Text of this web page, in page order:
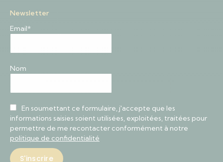
Newsletter
Email*
Nom
En soumettant ce formulaire, j'accepte que les
informations saisies soient utilisées, exploitées, traitées pour
permettre de me recontacter conformément à notre
politique de confidentialité